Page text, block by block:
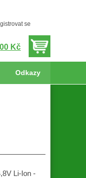
se
Kč
Odkazy
Li-Ion -